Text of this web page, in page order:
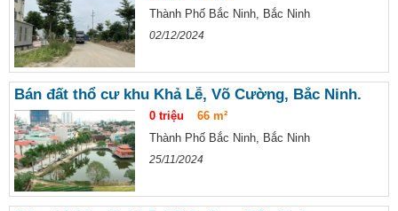
Thành Phố Bắc Ninh, Bắc Ninh
02/12/2024
Bán đất thổ cư khu Khả Lễ, Võ Cường, Bắc Ninh.
0 triệu
66 m²
Thành Phố Bắc Ninh, Bắc Ninh
25/11/2024